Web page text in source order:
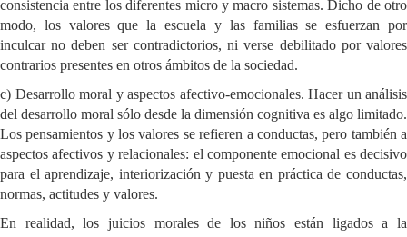
consistencia entre los diferentes micro y macro sistemas. Dicho de otro
modo, los valores que la escuela y las familias se esfuerzan por
inculcar no deben ser contradictorios, ni verse debilitado por valores
contrarios presentes en otros ámbitos de la sociedad.
c) Desarrollo moral y aspectos afectivo-emocionales. Hacer un análisis
del desarrollo moral sólo desde la dimensión cognitiva es algo limitado.
Los pensamientos y los valores se refieren a conductas, pero también a
aspectos afectivos y relacionales: el componente emocional es decisivo
para el aprendizaje, interiorización y puesta en práctica de conductas,
normas, actitudes y valores.
En realidad, los juicios morales de los niños están ligados a la